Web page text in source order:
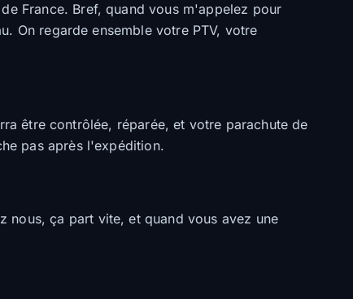
France. Bref, quand vous m'appelez pour
On regarde ensemble votre PTV, votre
être contrôlée, réparée, et votre parachute de
pas après l'expédition.
nous, ça part vite, et quand vous avez une